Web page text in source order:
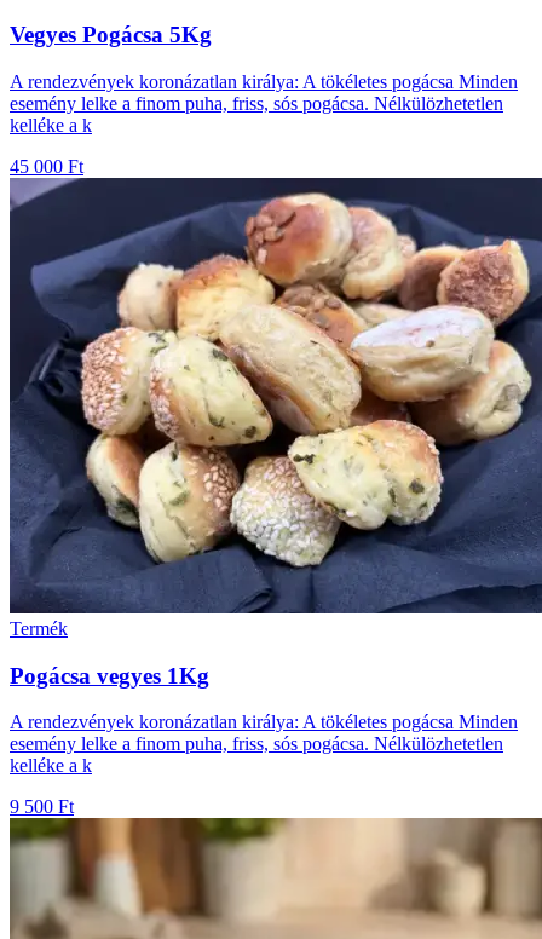
Vegyes Pogácsa 5Kg
A rendezvények koronázatlan királya: A tökéletes pogácsa Minden
esemény lelke a finom puha, friss, sós pogácsa. Nélkülözhetetlen
kelléke a k
45 000 Ft
Termék
Pogácsa vegyes 1Kg
A rendezvények koronázatlan királya: A tökéletes pogácsa Minden
esemény lelke a finom puha, friss, sós pogácsa. Nélkülözhetetlen
kelléke a k
9 500 Ft